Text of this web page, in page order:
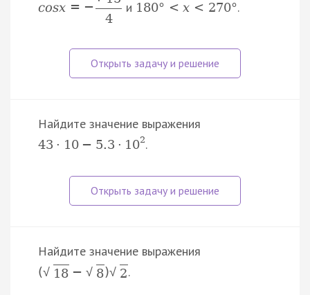
cosx = −
4
и 180° < x < 270°.
Найдите значение выражения
43 · 10 − 5.3 · 102.
Найдите значение выражения
(√ 18 − √ 8)√ 2.